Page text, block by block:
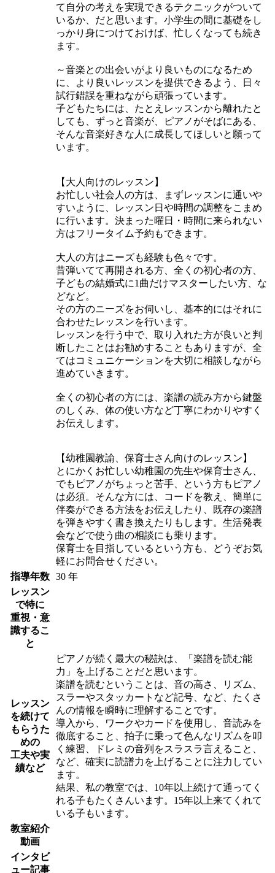
て自分の考えを実現できるテクニックがついて
いるか、だと思います。小学生の間に基礎をし
っかり身につけておけば、忙しくなっても続き
ます。
～音楽との出会いがより良いものになるため
に、より良いレッスンを提供できるよう、日々
試行錯誤を重ねながら頑張っています。
子どもたちには、たとえレッスンから離れたと
しても、ずっと音楽が、ピアノがそばにある、
そんな音楽好きな人に成長してほしいと願って
います。
【大人向けのレッスン】
お忙しい社会人の方は、まずレッスンに通いや
すいように、レッスン日や時間の調整をこまめ
に行います。決まった曜日・時間に来られない
方はフリータイム予約もできます。
大人の方はニーズも経験も色々です。
昔弾いてて再開される方、全くの初心者の方、
子どもの結婚式に1曲だけマスターしたい方、な
どなど。
その方のニーズをお伺いし、基本的にはそれに
合わせたレッスンを行います。
レッスンを行う中で、取り入れた方が良いと判
断したことはお勧めすることもありますが、全
てはコミュニケーションを大切に相談しながら
進めていきます。
全くの初心者の方には、楽譜の読み方から鍵盤
のしくみ、体の使い方など丁寧にわかりやすく
お伝えします。
【幼稚園教諭、保育士さん向けのレッスン】
とにかくお忙しい幼稚園の先生や保育士さん、
でもピアノがちょっと苦手、という方もピアノ
は必須。そんな方には、コードを教え、簡単に
伴奏ができる方法をお伝えしたり、既存の楽譜
を弾きやすく書き換えたりもします。生活発表
会などで使う曲の相談にも乗ります。
保育士を目指しているという方も、どうぞお気
軽にお問合せください。
指導年数 30 年
レッスン
で特に
重視・意
識するこ
と
レッスン
を続けて
もらうた
めの
工夫や実
績など
ピアノが続く最大の秘訣は、「楽譜を読む能
力」を上げることだと思います。
楽譜を読むということは、音の高さ、リズム、
スラーやスタッカートなど記号、など、たくさ
んの情報を瞬時に理解することです。
導入から、ワークやカードを使用し、音読みを
徹底すること、拍子に乗って色んなリズムを叩
く練習、ドレミの音列をスラスラ言えること、
など、確実に読譜力を上げることに注力してい
ます。
結果、私の教室では、10年以上続けて通ってく
れる子もたくさんいます。15年以上来てくれて
いる子もいます。
教室紹介
動画
インタビ
ュー記事